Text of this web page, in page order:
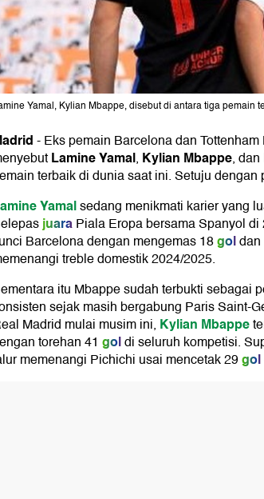
Yamal, Kylian Mbappe, disebut di antara tiga pemain
-Eks pemain Barcelona dan Tottenham
Lamine Yamal, Kylian Mbappe, dan
terbaik di dunia saat ini. Setuju dengan
Yamalsedang menikmati karier yang
juaraPiala Eropa bersama Spanyol
Barcelona dengan mengemas 18gol
treble domestik 2024/2025.
itu Mbappe sudah terbukti sebagai
sejak masih bergabung Paris Saint-
Madrid mulai musim ini, Kylian Mbappe
torehan 41 goldi seluruh kompetisi.
memenangi Pichichi usai mencetak 29gol